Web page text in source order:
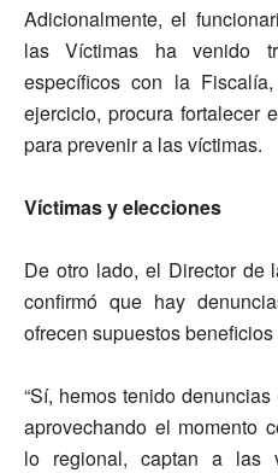
Adicionalmente, el
las Víctimas ha venido
específicos con la
ejercicio, procura fortalecer
para prevenir a las víctimas.
Víctimas y elecciones
De otro lado, el Director de
confirmó que hay
ofrecen supuestos
“Sí, hemos tenido
aprovechando el momento
lo regional, captan a las